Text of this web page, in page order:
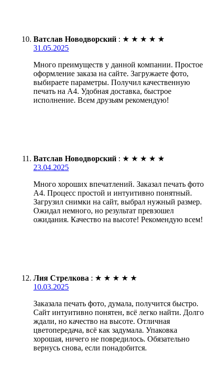
Ватслав Новодворский : ★ ★ ★ ★ ★
31.05.2025
Много преимуществ у данной компании. Простое
оформление заказа на сайте. Загружаете фото,
выбираете параметры. Получил качественную
печать на А4. Удобная доставка, быстрое
исполнение. Всем друзьям рекомендую!
Ватслав Новодворский : ★ ★ ★ ★ ★
23.04.2025
Много хороших впечатлений. Заказал печать фото
А4. Процесс простой и интуитивно понятный.
Загрузил снимки на сайт, выбрал нужный размер.
Ожидал немного, но результат превзошел
ожидания. Качество на высоте! Рекомендую всем!
Лия Стрелкова : ★ ★ ★ ★ ★
10.03.2025
Заказала печать фото, думала, получится быстро.
Сайт интуитивно понятен, всё легко найти. Долго
ждали, но качество на высоте. Отличная
цветопередача, всё как задумала. Упаковка
хорошая, ничего не повредилось. Обязательно
вернусь снова, если понадобится.